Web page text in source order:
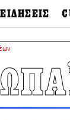
ΕΙΔΗΣΕΙΣ
Διεθνή
Οικονομία
Πολιτισμός
&